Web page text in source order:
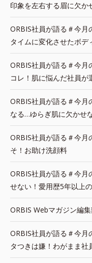
印象を左右する眉に欠か
ORBIS社員が語る＃今
タイムに変化させたボデ
ORBIS社員が語る＃今
コレ！肌に悩んだ社員が
ORBIS社員が語る＃今
なる…ゆらぎ肌に欠かせ
ORBIS社員が語る＃今月
そ！お助け洗顔料
ORBIS社員が語る＃今
せない！愛用歴5年以上
ORBIS Webマガジン編
ORBIS社員が語る＃今
タつきは嫌！わがまま社